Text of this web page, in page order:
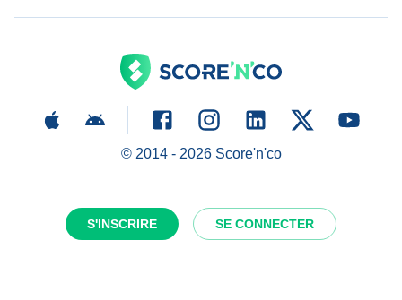
S'INSCRIRE SE CONNECTER
© 2014 - 2026Score'n'co